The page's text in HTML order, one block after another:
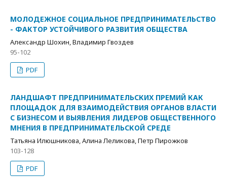
МОЛОДЕЖНОЕ СОЦИАЛЬНОЕ ПРЕДПРИНИМАТЕЛЬСТВО
- ФАКТОР УСТОЙЧИВОГО РАЗВИТИЯ ОБЩЕСТВА
Александр Шохин, Владимир Гвоздев
95-102
PDF
ЛАНДШАФТ ПРЕДПРИНИМАТЕЛЬСКИХ ПРЕМИЙ КАК
ПЛОЩАДОК ДЛЯ ВЗАИМОДЕЙСТВИЯ ОРГАНОВ ВЛАСТИ
С БИЗНЕСОМ И ВЫЯВЛЕНИЯ ЛИДЕРОВ ОБЩЕСТВЕННОГО
МНЕНИЯ В ПРЕДПРИНИМАТЕЛЬСКОЙ СРЕДЕ
Татьяна Илюшникова, Алина Леликова, Петр Пирожков
103-128
PDF